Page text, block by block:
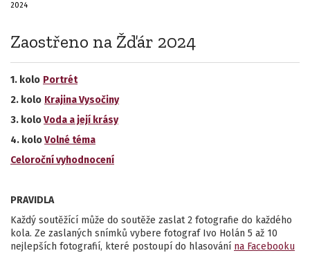
2024
Zaostřeno na Žďár 2024
1. kolo Portrét
2. kolo Krajina Vysočiny
3. koloVoda a její krásy
4. koloVolné téma
Celoroční vyhodnocení
PRAVIDLA
Každý soutěžící může do soutěže zaslat 2 fotografie do každého
kola. Ze zaslaných snímků vybere fotograf Ivo Holán 5 až 10
nejlepších fotografií, které postoupí do hlasování na Facebooku